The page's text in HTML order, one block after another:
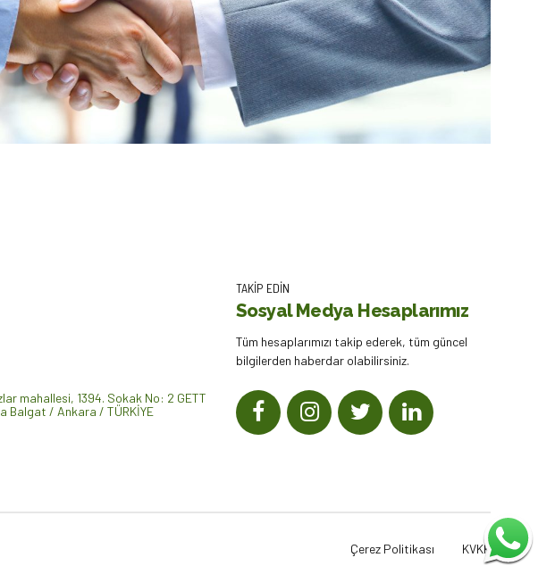
mahallesi, 1394. Sokak No: 2 GETT
Balgat / Ankara / TÜRKİYE
TAKİP EDİN
Sosyal Medya Hesaplarımız
Tüm hesaplarımızı takip ederek, tüm güncel
bilgilerden haberdar olabilirsiniz.
Çerez Politikası KVKK